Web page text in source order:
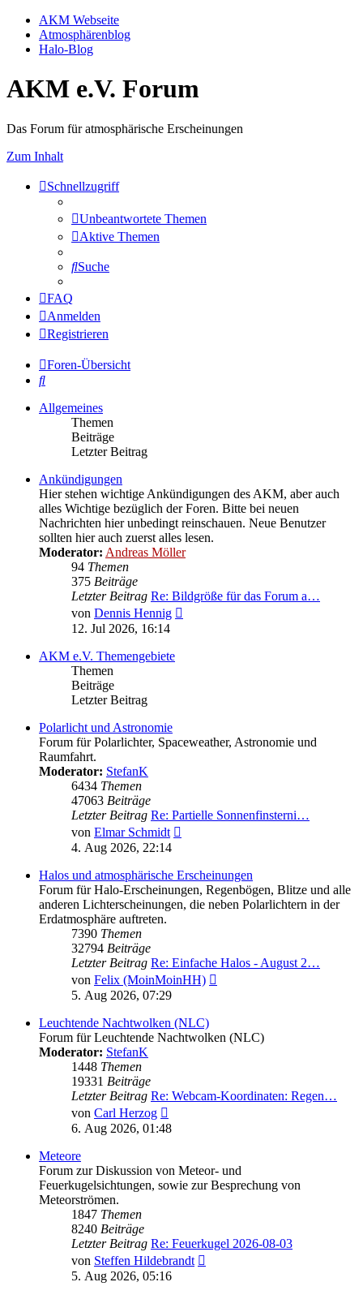
AKM Webseite
Atmosphärenblog
Halo-Blog
AKM e.V. Forum
Das Forum für atmosphärische Erscheinungen
Zum Inhalt
Schnellzugriff
Unbeantwortete Themen
Aktive Themen
Suche
FAQ
Anmelden
Registrieren
Foren-Übersicht
Suche
Allgemeines
Themen
Beiträge
Letzter Beitrag
Ankündigungen
Hier stehen wichtige Ankündigungen des AKM, aber auch
alles Wichtige bezüglich der Foren. Bitte bei neuen
Nachrichten hier unbedingt reinschauen. Neue Benutzer
sollten hier auch zuerst alles lesen.
Moderator: Andreas Möller
94 Themen
375 Beiträge
Letzter Beitrag Re: Bildgröße für das Forum a…
von Dennis Hennig
12. Jul 2026, 16:14
AKM e.V. Themengebiete
Themen
Beiträge
Letzter Beitrag
Polarlicht und Astronomie
Forum für Polarlichter, Spaceweather, Astronomie und
Raumfahrt.
Moderator: StefanK
6434 Themen
47063 Beiträge
Letzter Beitrag Re: Partielle Sonnenfinsterni…
von Elmar Schmidt
4. Aug 2026, 22:14
Halos und atmosphärische Erscheinungen
Forum für Halo-Erscheinungen, Regenbögen, Blitze und alle
anderen Lichterscheinungen, die neben Polarlichtern in der
Erdatmosphäre auftreten.
7390 Themen
32794 Beiträge
Letzter Beitrag Re: Einfache Halos - August 2…
von Felix (MoinMoinHH)
5. Aug 2026, 07:29
Leuchtende Nachtwolken (NLC)
Forum für Leuchtende Nachtwolken (NLC)
Moderator: StefanK
1448 Themen
19331 Beiträge
Letzter Beitrag Re: Webcam-Koordinaten: Regen…
von Carl Herzog
Beitrag
6. Aug 2026, 01:48
Meteore
Forum zur Diskussion von Meteor- und
Feuerkugelsichtungen, sowie zur Besprechung von
Meteorströmen.
1847 Themen
8240 Beiträge
Letzter Beitrag Re: Feuerkugel 2026-08-03
von Steffen Hildebrandt
5. Aug 2026, 05:16